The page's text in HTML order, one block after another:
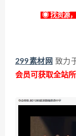
◉ 找资源
299素材网 致力
会员可获取全站